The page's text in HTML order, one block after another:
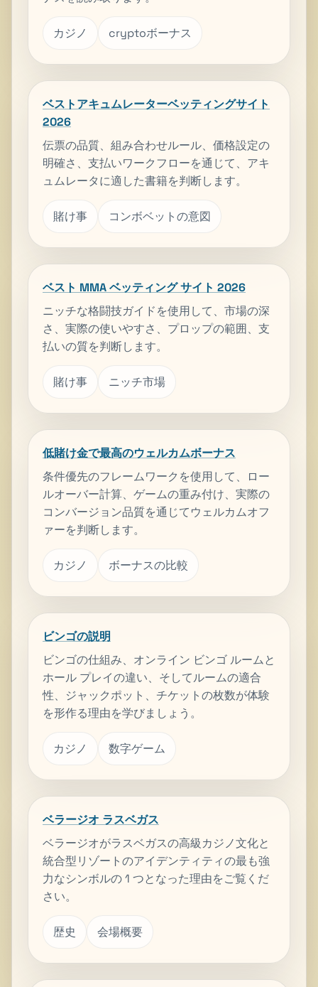
カジノ cryptoボーナス
ベストアキュムレーターベッティングサイト
2026
伝票の品質、組み合わせルール、価格設定の
明確さ、支払いワークフローを通じて、アキ
ュムレータに適した書籍を判断します。
賭け事 コンボベットの意図
ベスト MMA ベッティング サイト 2026
ニッチな格闘技ガイドを使用して、市場の深
さ、実際の使いやすさ、プロップの範囲、支
払いの質を判断します。
賭け事 ニッチ市場
低賭け金で最高のウェルカムボーナス
条件優先のフレームワークを使用して、ロー
ルオーバー計算、ゲームの重み付け、実際の
コンバージョン品質を通じてウェルカムオフ
ァーを判断します。
カジノ ボーナスの比較
ビンゴの説明
ビンゴの仕組み、オンライン ビンゴ ルームと
ホール プレイの違い、そしてルームの適合
性、ジャックポット、チケットの枚数が体験
を形作る理由を学びましょう。
カジノ 数字ゲーム
ベラージオ ラスベガス
ベラージオがラスベガスの高級カジノ文化と
統合型リゾートのアイデンティティの最も強
力なシンボルの 1 つとなった理由をご覧くだ
さい。
歴史 会場概要